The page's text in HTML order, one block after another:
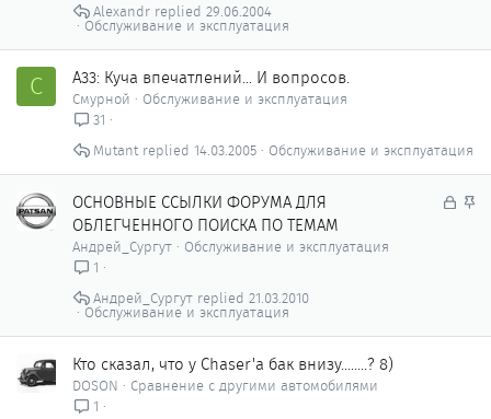
Обслуживание и эксплуатация
29.06.2004
Alexandr
С А33: Куча впечатлений... И вопросов.
Смурной
Обслуживание и эксплуатация
31
Обслуживание и эксплуатация
14.03.2005
Mutant
З
З
ОСНОВНЫЕ ССЫЛКИ ФОРУМА ДЛЯ
ОБЛЕГЧЕННОГО ПОИСКА ПО ТЕМАМ
Андрей_Сургут
Обслуживание и эксплуатация
1
Обслуживание и эксплуатация
21.03.2010
Андрей_Сургут
Кто сказал, что у Chaser'а бак внизу........? 8)
DOSON
Сравнение с другими автомобилями
1